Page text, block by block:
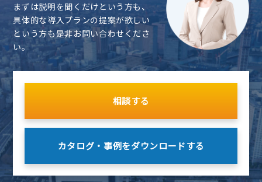
まずは説明を聞くだけという方も、
具体的な導入プランの提案が欲しい
という方も是非お問い合わせくださ
い。
相談する
カタログ・事例をダウンロードする